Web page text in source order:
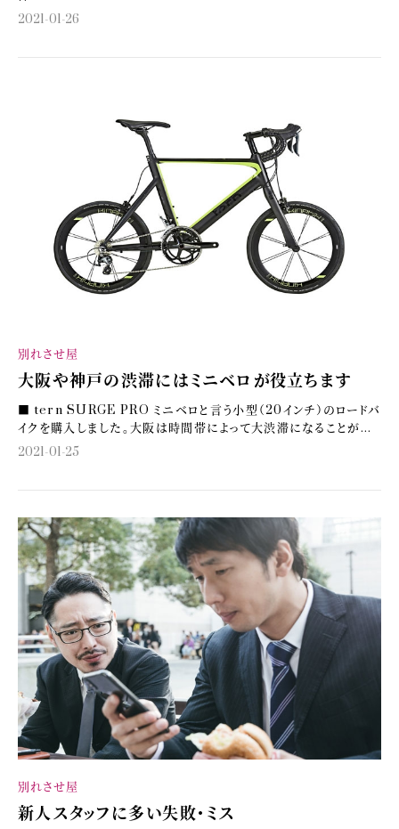
2021-01-26
別れさせ屋
大阪や神戸の渋滞にはミニベロが役立ちます
■ tern SURGE PRO ミニベロと言う小型（20インチ）のロードバ
イクを購入しました。大阪は時間帯によって大渋滞になることが...
2021-01-25
別れさせ屋
新人スタッフに多い失敗・ミス